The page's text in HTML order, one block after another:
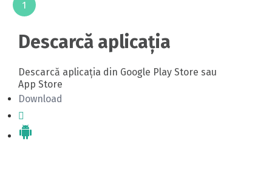
Descarcă aplicația
Descarcă aplicația din Google Play Store sau
App Store
Download